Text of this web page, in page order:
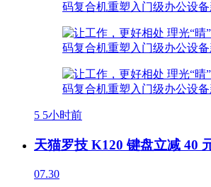
5 5小时前
天猫罗技 K120 键盘立减 40
07.30